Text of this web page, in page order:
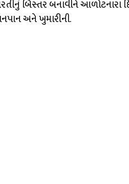
બિસ્તર બનાવીને આળોટનારા
અને ખુમારીની.